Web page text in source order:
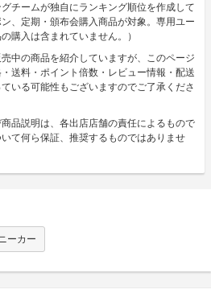
チームが独自にランキング順位を作成して
、定期・頒布会購入商品が対象。専用ユー
購入は含まれていません。）
中の商品を紹介していますが、このページ
送料・ポイント倍数・レビュー情報・配送
いる可能性もございますのでご了承くださ
品説明は、各出店店舗の責任によるもので
て何ら保証、推奨するものではありませ
ーカー